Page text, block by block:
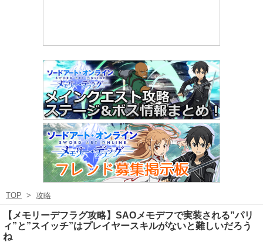
TOP > 攻略
【メモリーデフラグ攻略】SAOメモデフで実装される”パリ
ィ”と”スイッチ”はプレイヤースキルがないと難しいだろう
ね